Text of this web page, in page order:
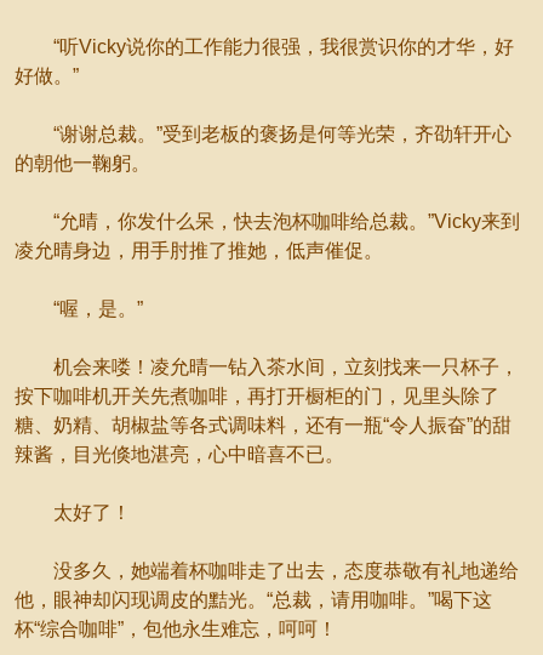
“听Vicky说你的工作能力很强，我很赏识你的才华，好
好做。”
“谢谢总裁。”受到老板的褒扬是何等光荣，齐劭轩开心
的朝他一鞠躬。
“允晴，你发什么呆，快去泡杯咖啡给总裁。”Vicky来到
凌允晴身边，用手肘推了推她，低声催促。
“喔，是。”
机会来喽！凌允晴一钻入茶水间，立刻找来一只杯子，
按下咖啡机开关先煮咖啡，再打开橱柜的门，见里头除了
糖、奶精、胡椒盐等各式调味料，还有一瓶“令人振奋”的甜
辣酱，目光倏地湛亮，心中暗喜不已。
太好了！
没多久，她端着杯咖啡走了出去，态度恭敬有礼地递给
他，眼神却闪现调皮的黠光。“总裁，请用咖啡。”喝下这
杯“综合咖啡”，包他永生难忘，呵呵！